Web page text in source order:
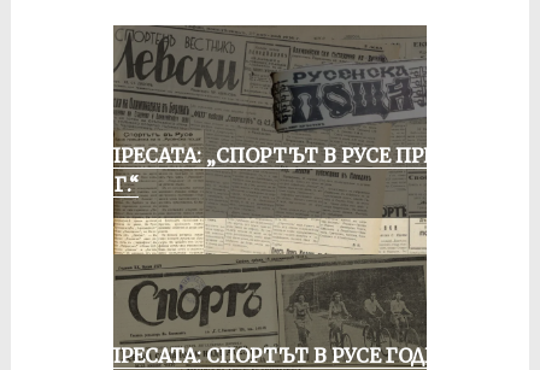
ОТ ПРЕСАТА: „СПОРТЪТ В РУСЕ ПРЕЗ
1935 Г.“
ОТ ПРЕСАТА: СПОРТЪТ В РУСЕ ГОДИНА